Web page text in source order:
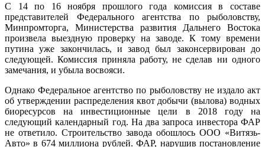
С 14 по 16 ноября прошлого года комиссия в составе
представителей Федерального агентства по рыболовству,
Минпромторга, Министерства развития Дальнего Востока
произвела выездную проверку на заводе. К тому времени
путина уже закончилась, и завод был законсервирован до
следующей. Комиссия приняла работу, не сделав ни одного
замечания, и убыла восвояси.
Однако Федеральное агентство по рыболовству не издало акт
об утверждении распределения квот добычи (вылова) водных
биоресурсов на инвестиционные цели в 2018 году на
следующий календарный год. На два запроса инвестора ФАР
не ответило. Строительство завода обошлось ООО «Витязь-
Авто» в 674 миллиона рублей. ФАР, нарушив постановление